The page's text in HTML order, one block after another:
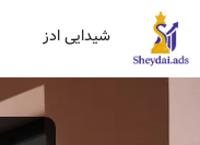
شیدایی ادز